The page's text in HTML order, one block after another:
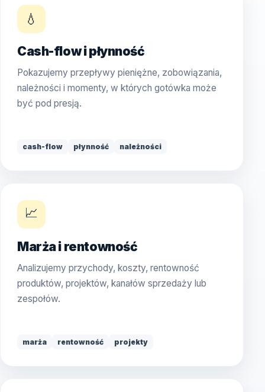
💧
Cash-flow i płynność
Pokazujemy przepływy pieniężne, zobowiązania,
należności i momenty, w których gotówka może
być pod presją.
cash-flow płynność należności
📈
Marża i rentowność
Analizujemy przychody, koszty, rentowność
produktów, projektów, kanałów sprzedaży lub
zespołów.
marża rentowność projekty